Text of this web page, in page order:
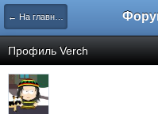
← На главную
Профиль Verch